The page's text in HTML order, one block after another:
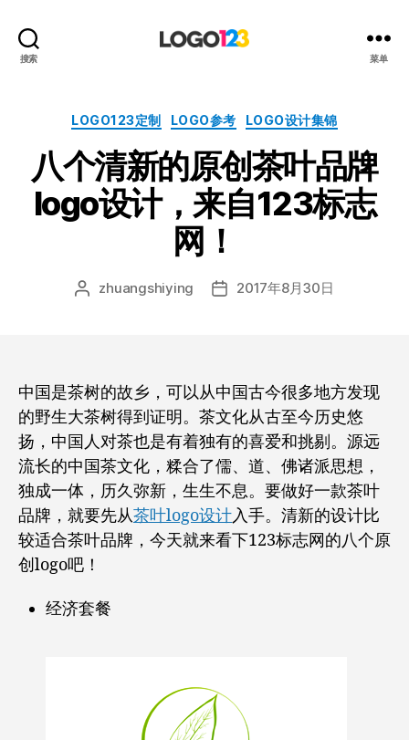
搜索
设
计
博
客
菜单
分
LOGO123定制 LOGO参考 LOGO设计集锦
八个清新的原创茶叶品牌
logo设计，来自123标志
网！
文 zhuangshiying
发 2017年8月30日
中国是茶树的故乡，可以从中国古今很多地方发现
的野生大茶树得到证明。茶文化从古至今历史悠
扬，中国人对茶也是有着独有的喜爱和挑剔。源远
流长的中国茶文化，糅合了儒、道、佛诸派思想，
独成一体，历久弥新，生生不息。要做好一款茶叶
品牌，就要先从茶叶logo设计入手。清新的设计比
较适合茶叶品牌，今天就来看下123标志网的八个原
创logo吧！
经济套餐